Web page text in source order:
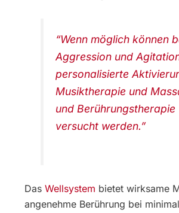
“Wenn möglich können
Aggression und
personalisierte
Musiktherapie und
und Berührungstherapie
versucht werden.”
DasWellsystem bietet wirksame
angenehme Berührung bei